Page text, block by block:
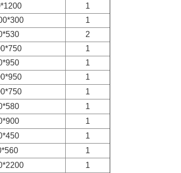
1
1
2
1
1
1
1
1
1
1
1
1